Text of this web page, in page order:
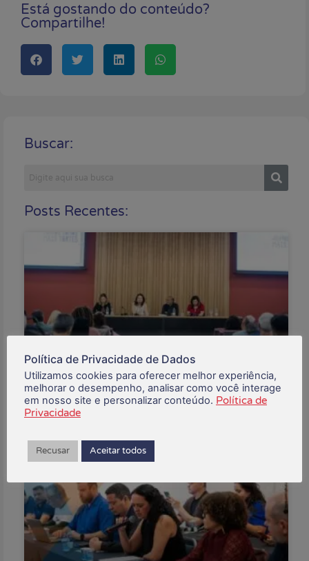
Está gostando do conteúdo?
Compartilhe!
Buscar:
Posts Recentes:
Financiários iniciam debates para definir prioridades
da Campanha 2026
Política de Privacidade de Dados
Utilizamos cookies para oferecer melhor experiência,
melhorar o desempenho, analisar como você interage
em nosso site e personalizar conteúdo. Política de
Privacidade
Recusar Aceitar todos